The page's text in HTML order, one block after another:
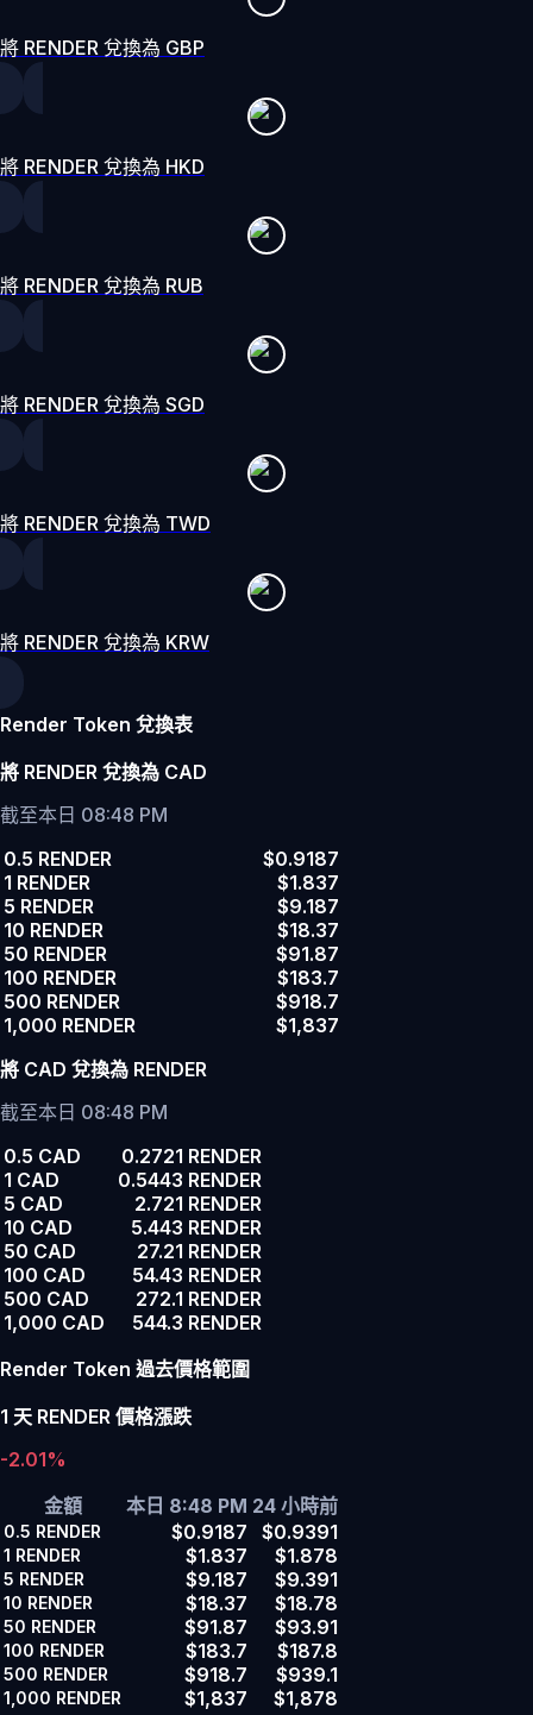
將 RENDER 兌換為 GBP
將 RENDER 兌換為 HKD
將 RENDER 兌換為 RUB
將 RENDER 兌換為 SGD
將 RENDER 兌換為 TWD
將 RENDER 兌換為 KRW
Render Token 兌換表
將 RENDER 兌換為 CAD
截至本日 08:48 PM
0.5 RENDER
$0.9187
1 RENDER
$1.837
5 RENDER
$9.187
10 RENDER
$18.37
50 RENDER
$91.87
100 RENDER
$183.7
500 RENDER
$918.7
1,000 RENDER
$1,837
將 CAD 兌換為 RENDER
截至本日 08:48 PM
0.5 CAD
0.2721 RENDER
1 CAD
0.5443 RENDER
5 CAD
2.721 RENDER
10 CAD
5.443 RENDER
50 CAD
27.21 RENDER
100 CAD
54.43 RENDER
500 CAD
272.1 RENDER
1,000 CAD
544.3 RENDER
Render Token 過去價格範圍
1 天 RENDER 價格漲跌
-2.01%
金額
本日 8:48 PM 24 小時前
0.5 RENDER $0.9187 $0.9391
1 RENDER $1.837 $1.878
5 RENDER $9.187 $9.391
10 RENDER $18.37 $18.78
50 RENDER $91.87 $93.91
100 RENDER $183.7 $187.8
500 RENDER $918.7 $939.1
1,000 RENDER $1,837
$1,878